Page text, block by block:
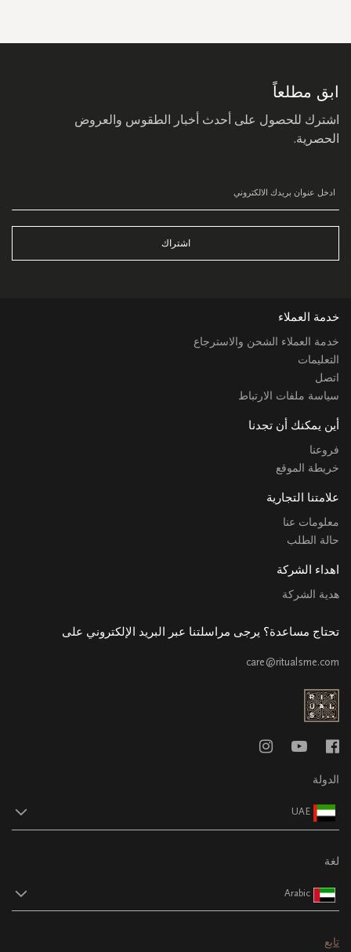
ابق مطلعاً
اشترك للحصول على أحدث أخبار الطقوس والعروض
الحصرية.
اشتراك
خدمة العملاء
خدمة العملاء الشحن والاسترجاع
التعليمات
اتصل
سياسة ملفات الارتباط
أين يمكنك أن تجدنا
فروعنا
خريطة الموقع
علامتنا التجارية
معلومات عنا
حالة الطلب
اهداء الشركة
هدية الشركة
تحتاج مساعدة؟ يرجى مراسلتنا عبر البريد الإلكتروني على
care@ritualsme.com
الدولة
UAE
لغة
Arabic
تابع